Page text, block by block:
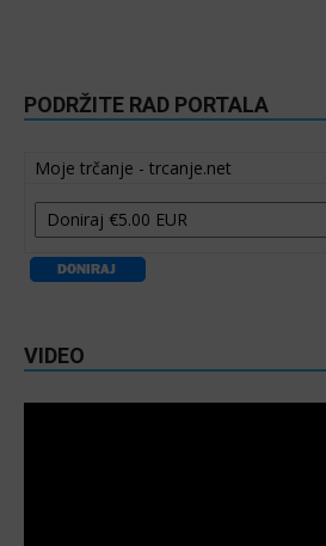
PODRŽITE RAD PORTALA
Moje trčanje - trcanje.net
VIDEO